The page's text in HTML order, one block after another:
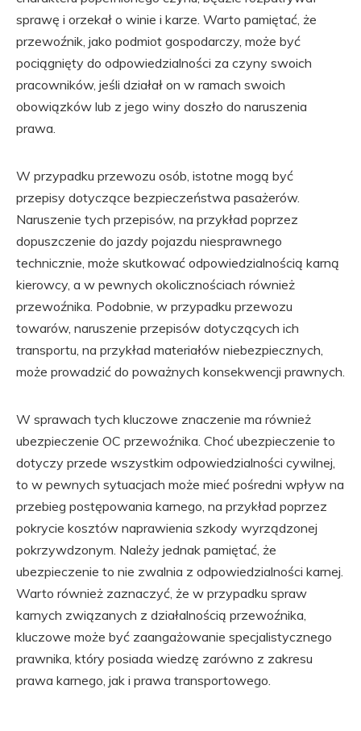
sprawę i orzekał o winie i karze. Warto pamiętać, że
przewoźnik, jako podmiot gospodarczy, może być
pociągnięty do odpowiedzialności za czyny swoich
pracowników, jeśli działał on w ramach swoich
obowiązków lub z jego winy doszło do naruszenia
prawa.
W przypadku przewozu osób, istotne mogą być
przepisy dotyczące bezpieczeństwa pasażerów.
Naruszenie tych przepisów, na przykład poprzez
dopuszczenie do jazdy pojazdu niesprawnego
technicznie, może skutkować odpowiedzialnością karną
kierowcy, a w pewnych okolicznościach również
przewoźnika. Podobnie, w przypadku przewozu
towarów, naruszenie przepisów dotyczących ich
transportu, na przykład materiałów niebezpiecznych,
może prowadzić do poważnych konsekwencji prawnych.
W sprawach tych kluczowe znaczenie ma również
ubezpieczenie OC przewoźnika. Choć ubezpieczenie to
dotyczy przede wszystkim odpowiedzialności cywilnej,
to w pewnych sytuacjach może mieć pośredni wpływ na
przebieg postępowania karnego, na przykład poprzez
pokrycie kosztów naprawienia szkody wyrządzonej
pokrzywdzonym. Należy jednak pamiętać, że
ubezpieczenie to nie zwalnia z odpowiedzialności karnej.
Warto również zaznaczyć, że w przypadku spraw
karnych związanych z działalnością przewoźnika,
kluczowe może być zaangażowanie specjalistycznego
prawnika, który posiada wiedzę zarówno z zakresu
prawa karnego, jak i prawa transportowego.